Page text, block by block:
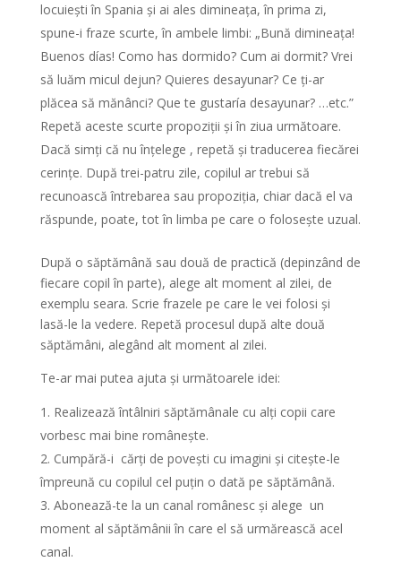
locuiești în Spania și ai ales dimineața, în prima zi,
spune-i fraze scurte, în ambele limbi: „Bună dimineața!
Buenos días! Como has dormido? Cum ai dormit? Vrei
să luăm micul dejun? Quieres desayunar? Ce ți-ar
plăcea să mănânci? Que te gustaría desayunar? …etc.”
Repetă aceste scurte propoziții și în ziua următoare.
Dacă simți că nu înțelege , repetă și traducerea fiecărei
cerințe. După trei-patru zile, copilul ar trebui să
recunoască întrebarea sau propoziția, chiar dacă el va
răspunde, poate, tot în limba pe care o folosește uzual.
După o săptămână sau două de practică (depinzând de
fiecare copil în parte), alege alt moment al zilei, de
exemplu seara. Scrie frazele pe care le vei folosi și
lasă-le la vedere. Repetă procesul după alte două
săptămâni, alegând alt moment al zilei.
Te-ar mai putea ajuta și următoarele idei:
Realizează întâlniri săptămânale cu alți copii care
vorbesc mai bine românește.
Cumpără-i cărți de povești cu imagini și citește-le
împreună cu copilul cel puțin o dată pe săptămână.
Abonează-te la un canal românesc și alege un
moment al săptămânii în care el să urmărească acel
canal.